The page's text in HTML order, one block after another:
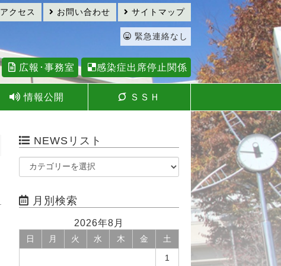
サイトマップ
お問い合わせ
アクセス
緊急連絡なし
広報･事務室 感染症出席停止関係
情報公開 ＳＳＨ
NEWSリスト
月別検索
2026年8月
日 月 火 水 木 金 土
1